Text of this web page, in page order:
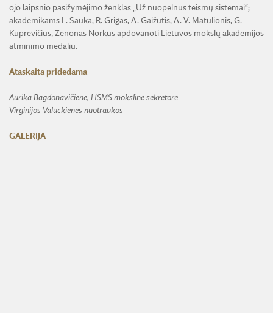
ojo laipsnio pasižymėjimo ženklas „Už nuopelnus teismų sistemai“;
akademikams L. Sauka, R. Grigas, A. Gaižutis, A. V. Matulionis, G.
Kuprevičius, Zenonas Norkus apdovanoti Lietuvos mokslų akademijos
atminimo medaliu.
Ataskaita pridedama
Aurika Bagdonavičienė, HSMS mokslinė sekretorė
Virginijos Valuckienės nuotraukos
GALERIJA